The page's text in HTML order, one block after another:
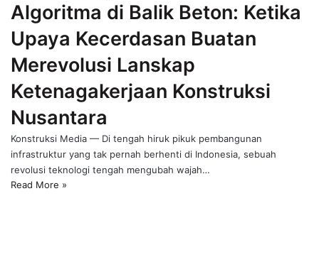
Algoritma di Balik Beton: Ketika
Upaya Kecerdasan Buatan
Merevolusi Lanskap
Ketenagakerjaan Konstruksi
Nusantara
Konstruksi Media — Di tengah hiruk pikuk pembangunan
infrastruktur yang tak pernah berhenti di Indonesia, sebuah
revolusi teknologi tengah mengubah wajah…
Read More »